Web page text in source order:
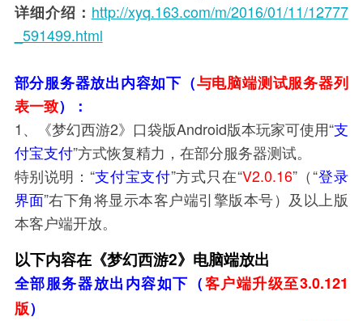
详细介绍： http://xyq.163.com/m/2016/01/11/12777
_591499.html
部分服务器放出内容如下（与电脑端测试服务器列
表一致）：
1、《梦幻西游2》口袋版Android版本玩家可使用“支
付宝支付”方式恢复精力，在部分服务器测试。
特别说明：“支付宝支付”方式只在“V2.0.16”（“登录
界面”右下角将显示本客户端引擎版本号）及以上版
本客户端开放。
以下内容在《梦幻西游2》电脑端放出
全部服务器放出内容如下（ 客户端升级至3.0.121
版）